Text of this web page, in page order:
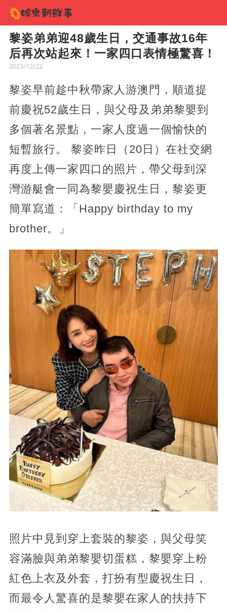
黎姿弟弟迎48歲生日，交通事故16年
后再次站起來！一家四口表情極驚喜！
2023/12/22
黎姿早前趁中秋帶家人游澳門，順道提
前慶祝52歲生日，與父母及弟弟黎嬰到
多個著名景點，一家人度過一個愉快的
短暫旅行。 黎姿昨日（20日）在社交網
再度上傳一家四口的照片，帶父母到深
灣游艇會一同為黎嬰慶祝生日，黎姿更
簡單寫道：「Happy birthday to my
brother。」
照片中見到穿上套裝的黎姿，與父母笑
容滿臉與弟弟黎嬰切蛋糕，黎嬰穿上粉
紅色上衣及外套，打扮有型慶祝生日，
而最令人驚喜的是黎嬰在家人的扶持下